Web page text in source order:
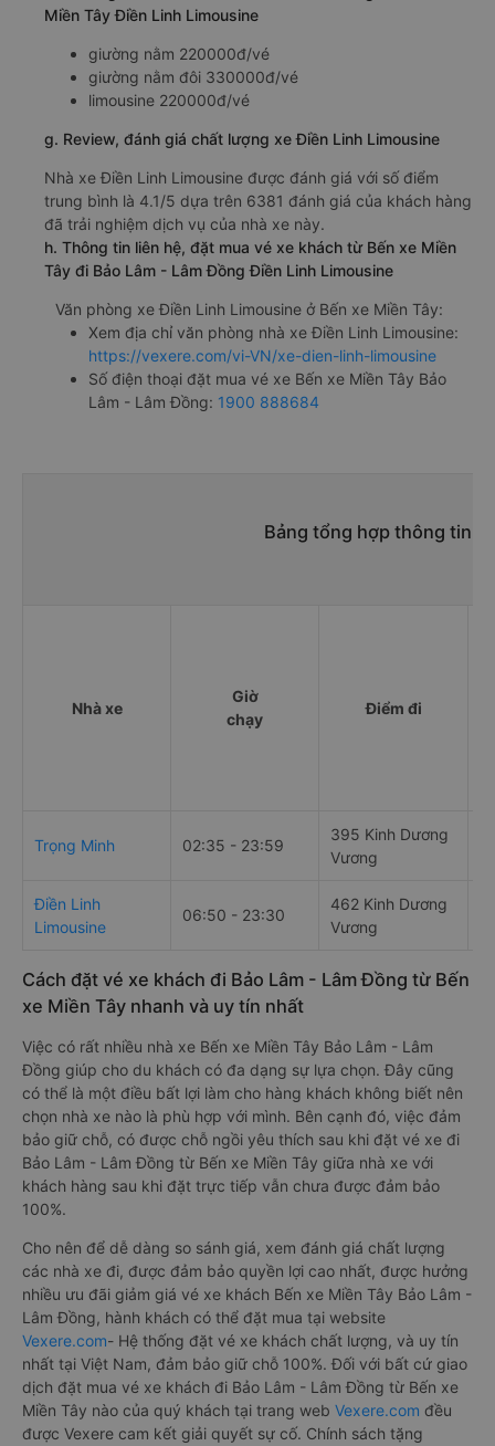
Miền Tây Điền Linh Limousine
giường nằm 220000đ/vé
giường nằm đôi 330000đ/vé
limousine 220000đ/vé
g. Review, đánh giá chất lượng xe Điền Linh Limousine
Nhà xe Điền Linh Limousine được đánh giá với số điểm
trung bình là 4.1/5 dựa trên 6381 đánh giá của khách hàng
đã trải nghiệm dịch vụ của nhà xe này.
h. Thông tin liên hệ, đặt mua vé xe khách từ Bến xe Miền
Tây đi Bảo Lâm - Lâm Đồng Điền Linh Limousine
Văn phòng xe Điền Linh Limousine ở Bến xe Miền Tây:
Xem địa chỉ văn phòng nhà xe Điền Linh Limousine:
https://vexere.com/vi-VN/xe-dien-linh-limousine
Số điện thoại đặt mua vé xe Bến xe Miền Tây Bảo
Lâm - Lâm Đồng: 1900 888684
Bảng tổng hợp thông tin
Nhà xe
Giờ
chạy
Điểm đi
Trọng Minh 02:35 - 23:59
395 Kinh Dương
Vương
Điền Linh
Limousine
06:50 - 23:30
462 Kinh Dương
Vương
Cách đặt vé xe khách đi Bảo Lâm - Lâm Đồng từ Bến
xe Miền Tây nhanh và uy tín nhất
Việc có rất nhiều nhà xe Bến xe Miền Tây Bảo Lâm - Lâm
Đồng giúp cho du khách có đa dạng sự lựa chọn. Đây cũng
có thể là một điều bất lợi làm cho hàng khách không biết nên
chọn nhà xe nào là phù hợp với mình. Bên cạnh đó, việc đảm
bảo giữ chỗ, có được chỗ ngồi yêu thích sau khi đặt vé xe đi
Bảo Lâm - Lâm Đồng từ Bến xe Miền Tây giữa nhà xe với
khách hàng sau khi đặt trực tiếp vẫn chưa được đảm bảo
100%.
Cho nên để dễ dàng so sánh giá, xem đánh giá chất lượng
các nhà xe đi, được đảm bảo quyền lợi cao nhất, được hưởng
nhiều ưu đãi giảm giá vé xe khách Bến xe Miền Tây Bảo Lâm -
Lâm Đồng, hành khách có thể đặt mua tại website
Vexere.com- Hệ thống đặt vé xe khách chất lượng, và uy tín
nhất tại Việt Nam, đảm bảo giữ chỗ 100%. Đối với bất cứ giao
dịch đặt mua vé xe khách đi Bảo Lâm - Lâm Đồng từ Bến xe
Miền Tây nào của quý khách tại trang web Vexere.com đều
được Vexere cam kết giải quyết sự cố. Chính sách tặng